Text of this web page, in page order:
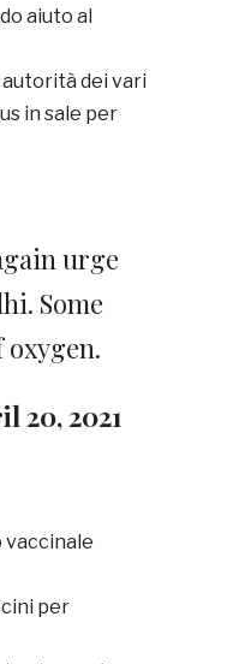
aiuto al
dei vari
in sale per
urge
Some
20, 2021
vaccinale
per